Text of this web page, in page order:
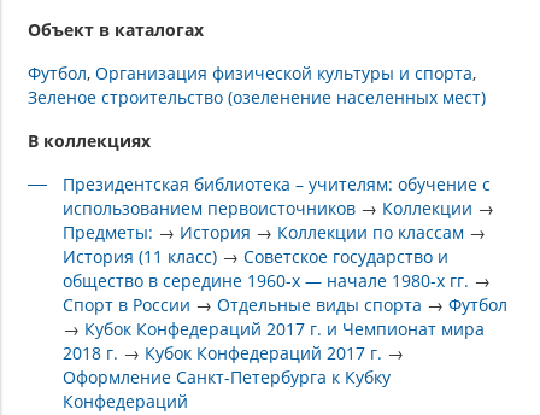
Объект в каталогах
Футбол Организация физической культуры и спорта
Зеленое строительство (озеленение населенных мест)
В коллекциях
Президентская библиотека – учителям: обучение с
использованием первоисточников → Коллекции →
Предметы: → История → Коллекции по классам →
История (11 класс) →Советское государство и
общество в середине 1960-х — начале 1980-х гг. →
Спорт в России →Отдельные виды спорта →Футбол
→ Кубок Конфедераций 2017 г. и Чемпионат мира
2018 г. → Кубок Конфедераций 2017 г. →
Оформление Санкт-Петербурга к Кубку
Конфедераций